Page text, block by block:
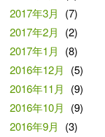
2017年3月
(7)
2017年2月
(2)
2017年1月
(8)
2016年12月
(5)
2016年11月
(9)
2016年10月
(9)
2016年9月
(3)